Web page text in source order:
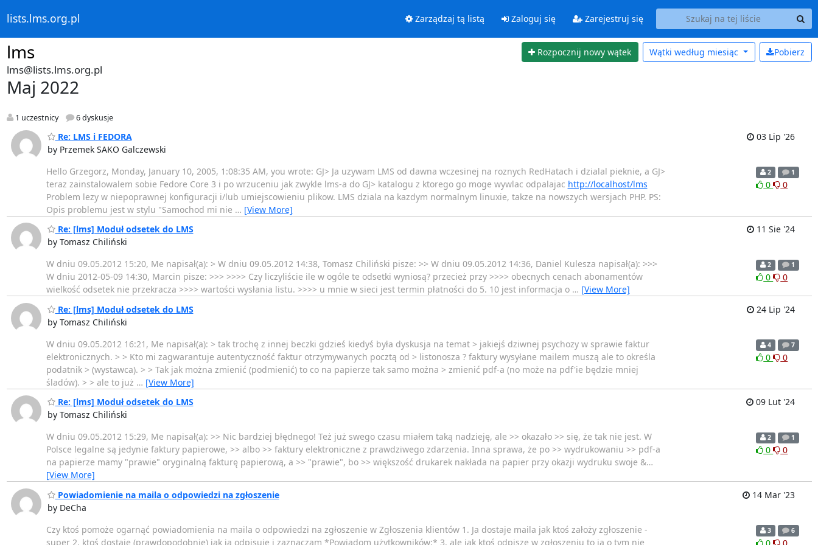
lists.lms.org.pl Zarządzaj tą listą Zaloguj się Zarejestruj się
lms Rozpocznij nowy wątek Pobierz
Wątki według miesiąc
lms@lists.lms.org.pl
Maj 2022
1 uczestnicy 6 dyskusje
Re: LMS i FEDORA
by Przemek SAKO Galczewski
03 Lip '26
Hello Grzegorz, Monday, January 10, 2005, 1:08:35 AM, you wrote: GJ> Ja uzywam LMS od dawna wczesinej na roznych RedHatach i dzialal pieknie, a GJ>
teraz zainstalowalem sobie Fedore Core 3 i po wrzuceniu jak zwykle lms-a do GJ> katalogu z ktorego go moge wywlac odpalajac http://localhost/lms
Problem lezy w niepoprawnej konfiguracji i/lub umiejscowieniu plikow. LMS dziala na kazdym normalnym linuxie, takze na nowszych wersjach PHP. PS:
Opis problemu jest w stylu "Samochod mi nie … [View More]
2 1
0 0
Re: [lms] Moduł odsetek do LMS
by Tomasz Chiliński
11 Sie '24
W dniu 09.05.2012 15:20, Me napisał(a): > W dniu 09.05.2012 14:38, Tomasz Chiliński pisze: >> W dniu 09.05.2012 14:36, Daniel Kulesza napisał(a): >>>
W dniu 2012-05-09 14:30, Marcin pisze: >>> >>>> Czy liczyliście ile w ogóle te odsetki wyniosą? przecież przy >>>> obecnych cenach abonamentów
wielkość odsetek nie przekracza >>>> wartości wysłania listu. >>>> u mnie w sieci jest termin płatności do 5. 10 jest informacja o … [View More]
2 1
0 0
Re: [lms] Moduł odsetek do LMS
by Tomasz Chiliński
24 Lip '24
W dniu 09.05.2012 16:21, Me napisał(a): > tak trochę z innej beczki gdzieś kiedyś była dyskusja na temat > jakiejś dziwnej psychozy w sprawie faktur
elektronicznych. > > Kto mi zagwarantuje autentyczność faktur otrzymywanych pocztą od > listonosza ? faktury wysyłane mailem muszą ale to określa
podatnik > (wystawca). > > Tak jak można zmienić (podmienić) to co na papierze tak samo można > zmienić pdf-a (no może na pdf'ie będzie mniej
śladów). > > ale to już … [View More]
4 7
0 0
Re: [lms] Moduł odsetek do LMS
by Tomasz Chiliński
09 Lut '24
W dniu 09.05.2012 15:29, Me napisał(a): >> Nic bardziej błędnego! Też już swego czasu miałem taką nadzieję, ale >> okazało >> się, że tak nie jest. W
Polsce legalne są jedynie faktury papierowe, >> albo >> faktury elektroniczne z prawdziwego zdarzenia. Inna sprawa, że po >> wydrukowaniu >> pdf-a
na papierze mamy "prawie" oryginalną fakturę papierową, a >> "prawie", bo >> większość drukarek nakłada na papier przy okazji wydruku swoje &…
[View More]
2 1
0 0
Powiadomienie na maila o odpowiedzi na zgłoszenie
by DeCha
14 Mar '23
Czy ktoś pomoże ogarnąć powiadomienia na maila o odpowiedzi na zgłoszenie w Zgłoszenia klientów 1. Ja dostaje maila jak ktoś założy zgłoszenie -
super 2. ktoś dostaje (prawdopodobnie) jak ja odpisuje i zaznaczam *Powiadom użytkowników:* 3. ale jak ktoś odpisze w zgłoszeniu to ja o tym nie
3 6
0 0